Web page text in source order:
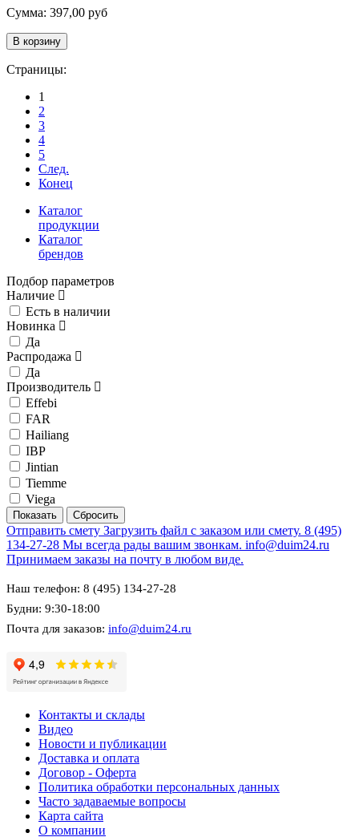
Сумма: 397,00 руб
Страницы:
1
2
3
4
5
След.
Конец
Каталог
продукции
Каталог
брендов
Подбор параметров
Наличие
Есть в наличии
Новинка
Да
Распродажа
Да
Производитель
Effebi
FAR
Hailiang
IBP
Jintian
Tiemme
Viega
Отправить смету Загрузить файл с заказом или смету. 8 (495)
134-27-28 Мы всегда рады вашим звонкам. info@duim24.ru
Принимаем заказы на почту в любом виде.
Наш телефон: 8 (495) 134-27-28
Будни: 9:30-18:00
Почта для заказов: info@duim24.ru
Контакты и склады
Видео
Новости и публикации
Доставка и оплата
Договор - Оферта
Политика обработки персональных данных
Часто задаваемые вопросы
Карта сайта
О компании